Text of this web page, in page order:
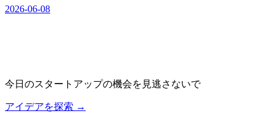
2026-06-08
今日のスタートアップの機会を見逃さないで
アイデアを探索 →